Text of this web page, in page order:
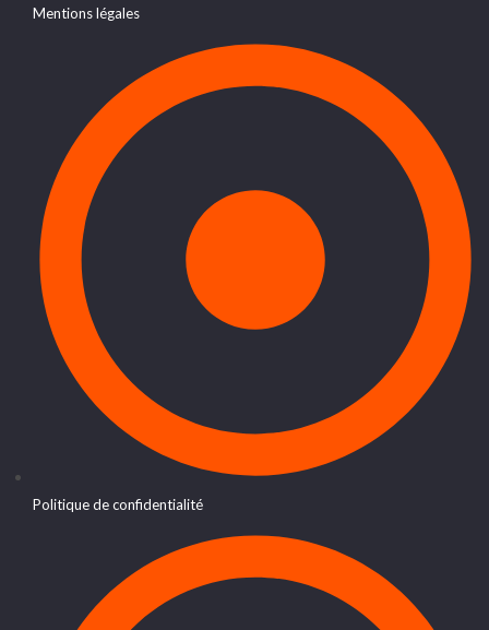
Mentions légales
Politique de confidentialité